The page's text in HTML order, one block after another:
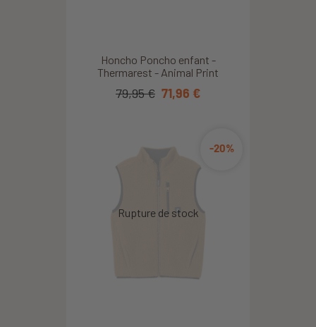
Honcho Poncho enfant -
Thermarest - Animal Print
79,95 € 71,96 €
-20%